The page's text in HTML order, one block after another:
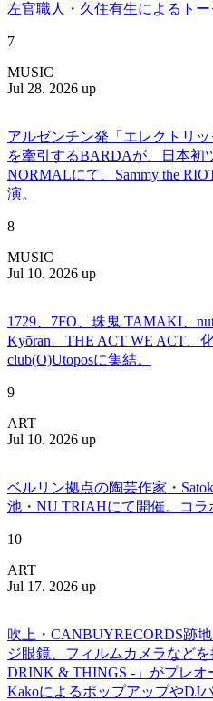
左官職人・久住有生によるトー
7
MUSIC
Jul 28. 2026 up
アルゼンチン発「エレクトリ
を牽引するBARDAが、日本初
NORMALにて、Sammy the
演。
8
MUSIC
Jul 10. 2026 up
1729、7FO、珠鬼 TAMAKI、
Kyōran、THE ACT WE ACT、
club(O)Utoposに集結。
9
ART
Jul 10. 2026 up
ベルリン拠点の陶芸作家・
池・NU TRIAHにて開催。コラ
10
ART
Jul 17. 2026 up
吹上・CANBUYRECORDS跡
ジ眼鏡、フィルムカメラなど
DRINK & THINGS -」がプレオ
KakoによるポップアップやDJ